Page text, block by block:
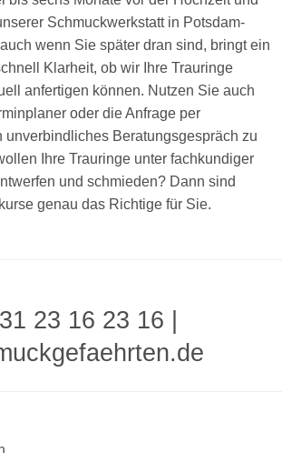
Schmuckwerkstatt in Potsdam-
wenn Sie später dran sind, bringt ein
Klarheit, ob wir Ihre Trauringe
anfertigen können. Nutzen Sie auch
oder die Anfrage per
unverbindliches Beratungsgespräch zu
Ihre Trauringe unter fachkundiger
und schmieden? Dann sind
genau das Richtige für Sie.
23 16 23 16